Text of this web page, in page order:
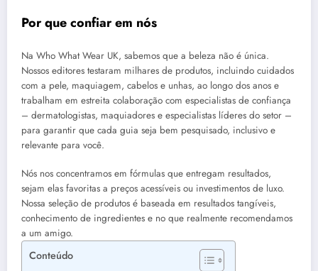
Por que confiar em nós
Na Who What Wear UK, sabemos que a beleza não é única.
Nossos editores testaram milhares de produtos, incluindo cuidados
com a pele, maquiagem, cabelos e unhas, ao longo dos anos e
trabalham em estreita colaboração com especialistas de confiança
– dermatologistas, maquiadores e especialistas líderes do setor –
para garantir que cada guia seja bem pesquisado, inclusivo e
relevante para você.
Nós nos concentramos em fórmulas que entregam resultados,
sejam elas favoritas a preços acessíveis ou investimentos de luxo.
Nossa seleção de produtos é baseada em resultados tangíveis,
conhecimento de ingredientes e no que realmente recomendamos
a um amigo.
Conteúdo